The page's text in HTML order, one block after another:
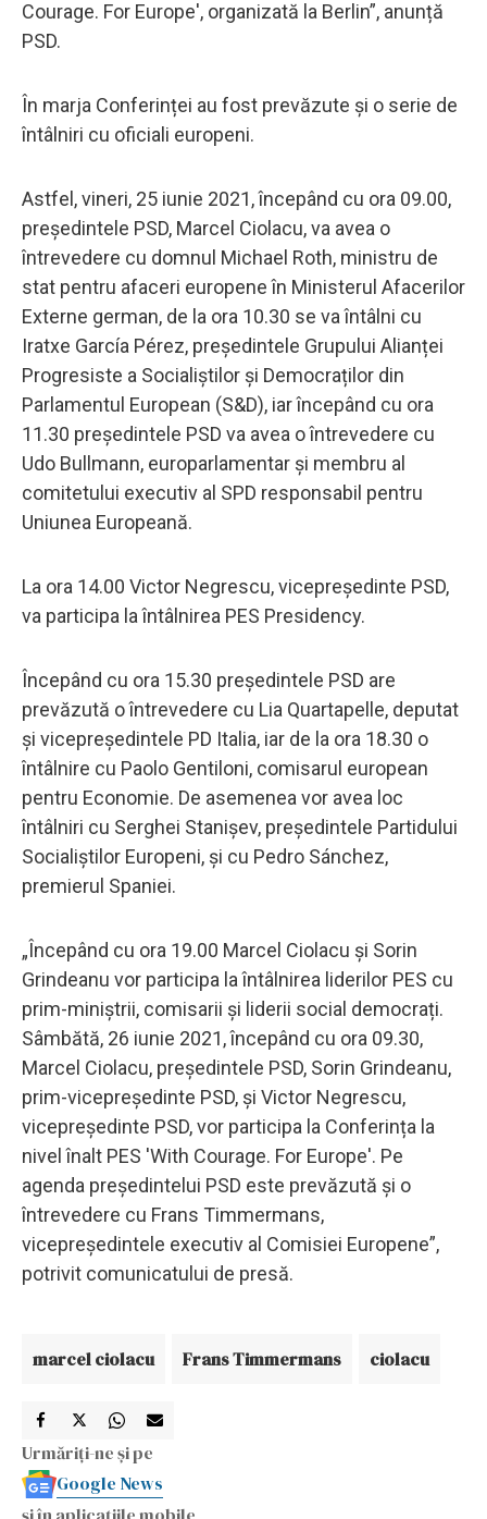
Courage. For Europe', organizată la Berlin”, anunță
PSD.
În marja Conferinței au fost prevăzute și o serie de
întâlniri cu oficiali europeni.
Astfel, vineri, 25 iunie 2021, începând cu ora 09.00,
președintele PSD, Marcel Ciolacu, va avea o
întrevedere cu domnul Michael Roth, ministru de
stat pentru afaceri europene în Ministerul Afacerilor
Externe german, de la ora 10.30 se va întâlni cu
Iratxe García Pérez, președintele Grupului Alianței
Progresiste a Socialiștilor și Democraților din
Parlamentul European (S&D), iar începând cu ora
11.30 președintele PSD va avea o întrevedere cu
Udo Bullmann, europarlamentar și membru al
comitetului executiv al SPD responsabil pentru
Uniunea Europeană.
La ora 14.00 Victor Negrescu, vicepreședinte PSD,
va participa la întâlnirea PES Presidency.
Începând cu ora 15.30 președintele PSD are
prevăzută o întrevedere cu Lia Quartapelle, deputat
și vicepreședintele PD Italia, iar de la ora 18.30 o
întâlnire cu Paolo Gentiloni, comisarul european
pentru Economie. De asemenea vor avea loc
întâlniri cu Serghei Stanișev, președintele Partidului
Socialiştilor Europeni, și cu Pedro Sánchez,
premierul Spaniei.
„Începând cu ora 19.00 Marcel Ciolacu și Sorin
Grindeanu vor participa la întâlnirea liderilor PES cu
prim-miniștrii, comisarii și liderii social democrați.
Sâmbătă, 26 iunie 2021, începând cu ora 09.30,
Marcel Ciolacu, președintele PSD, Sorin Grindeanu,
prim-vicepreședinte PSD, și Victor Negrescu,
vicepreședinte PSD, vor participa la Conferința la
nivel înalt PES 'With Courage. For Europe'. Pe
agenda președintelui PSD este prevăzută și o
întrevedere cu Frans Timmermans,
vicepreşedintele executiv al Comisiei Europene”,
potrivit comunicatului de presă.
marcel ciolacu Frans Timmermans ciolacu
Urmăriți-ne și pe
Google News
și în aplicațiile mobile